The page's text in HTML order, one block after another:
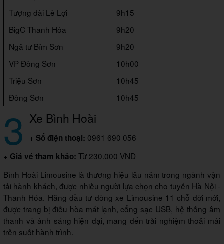
Tượng đài Lê Lợi
9h15
BigC Thanh Hóa
9h20
Ngã tư Bỉm Sơn
9h20
VP Đông Sơn
10h00
Triệu Sơn
10h45
Đông Sơn
10h45
3 Xe Bình Hoài
+ Số điện thoại: 0961 690 056
+ Giá vé tham khảo: Từ 230.000 VND
Bình Hoài Limousine là thương hiệu lâu năm trong ngành vận
tải hành khách, được nhiều người lựa chọn cho tuyến Hà Nội -
Thanh Hóa. Hãng đầu tư dòng xe Limousine 11 chỗ đời mới,
được trang bị điều hòa mát lạnh, cổng sạc USB, hệ thống âm
thanh và ánh sáng hiện đại, mang đến trải nghiệm thoải mái
trên suốt hành trình.